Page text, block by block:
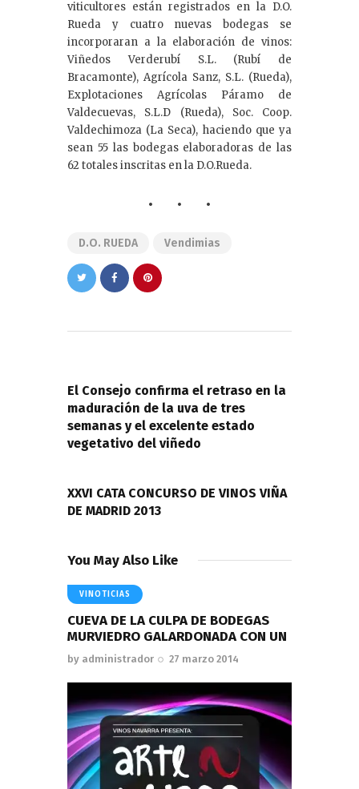
viticultores están registrados en la D.O.
Rueda y cuatro nuevas bodegas se
incorporaran a la elaboración de vinos:
Viñedos Verderubí S.L. (Rubí de
Bracamonte), Agrícola Sanz, S.L. (Rueda),
Explotaciones Agrícolas Páramo de
Valdecuevas, S.L.D (Rueda), Soc. Coop.
Valdechimoza (La Seca), haciendo que ya
sean 55 las bodegas elaboradoras de las
62 totales inscritas en la D.O.Rueda.
D.O. RUEDA Vendimias
entradas
El Consejo confirma el retraso en la
maduración de la uva de tres
semanas y el excelente estado
vegetativo del viñedo
XXVI CATA CONCURSO DE VINOS VIÑA
DE MADRID 2013
You May Also Like
VINOTICIAS
CUEVA DE LA CULPA DE BODEGAS
MURVIEDRO GALARDONADA CON UN
by administrador 27 marzo 2014